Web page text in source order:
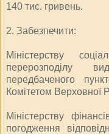
140 тис. гривень.
2. Забезпечити:
Міністерству
перерозподілу
передбаченого
Комітетом Верховної
Міністерству
погодження